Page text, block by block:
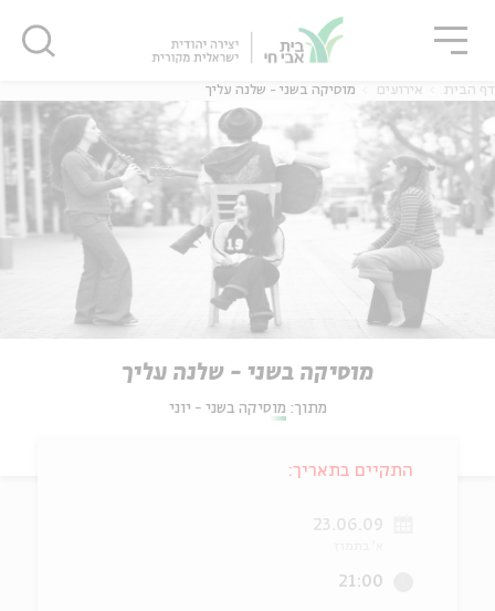
דף הבית אירועים מוסיקה בשני - שלנה עליך
מוסיקה בשני - שלנה עליך
מתוך: מוסיקה בשני - יוני
התקיים בתאריך:
23.06.09
21:00
סגור